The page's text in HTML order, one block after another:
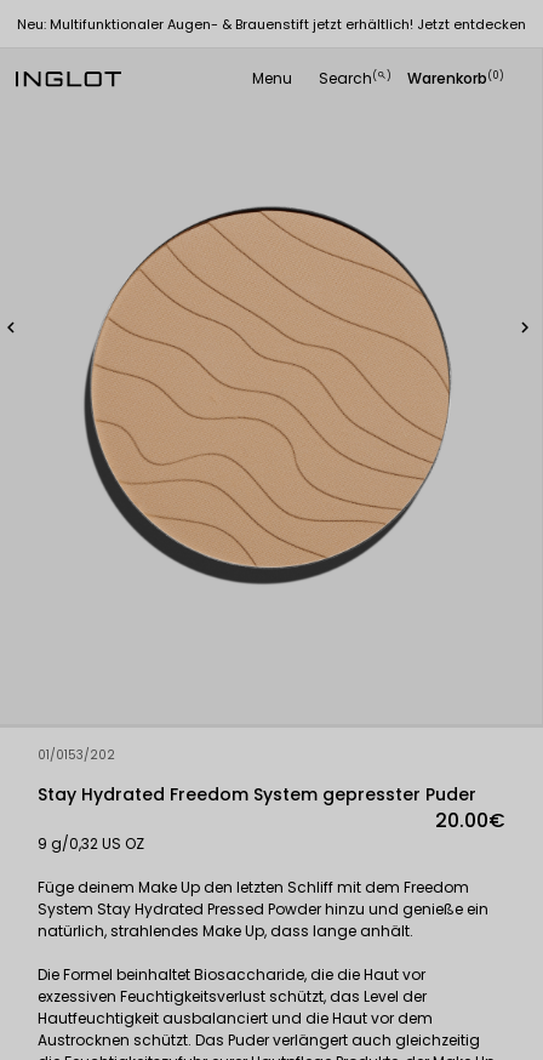
Neu: Multifunktionaler Augen- & Brauenstift jetzt erhältlich! Jetzt entdecken
Menu Search(
search ) Warenkorb(0)
 
01/0153/202
Stay Hydrated Freedom System gepresster Puder
20.00€
9 g/0,32 US OZ
Füge deinem Make Up den letzten Schliff mit dem Freedom
System Stay Hydrated Pressed Powder hinzu und genieße ein
natürlich, strahlendes Make Up, dass lange anhält.
Die Formel beinhaltet Biosaccharide, die die Haut vor
exzessiven Feuchtigkeitsverlust schützt, das Level der
Hautfeuchtigkeit ausbalanciert und die Haut vor dem
Austrocknen schützt. Das Puder verlängert auch gleichzeitig